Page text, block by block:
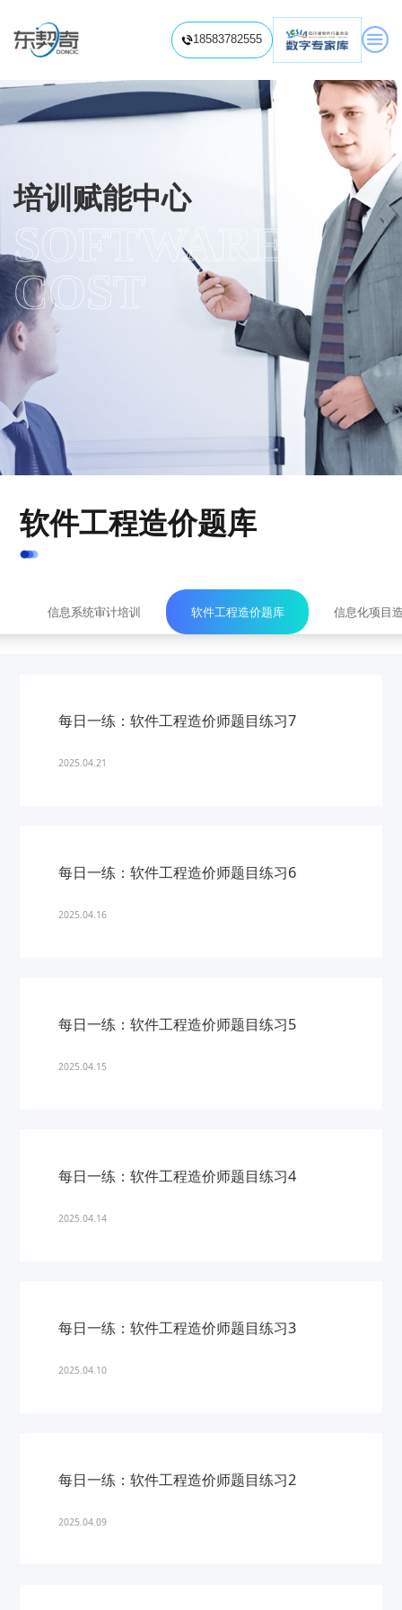
18583782555 
信息化项目审计
信息系统内部审计 信息化项目专项审计
预算标准解读项目费用分析软件造价培训
信息系统审计培训
软件工程造价题库
信息化项目造价知识专业视频课程
信息化项目审计知识
数智评估工具
新闻动态

培训赋能中心
SOFTWARE
COST
软件工程造价题库
信息系统审计培训 软件工程造价题库 信息化项目
每日一练：软件工程造价师题目练习7
2025.04.21
每日一练：软件工程造价师题目练习6
2025.04.16
每日一练：软件工程造价师题目练习5
2025.04.15
每日一练：软件工程造价师题目练习4
2025.04.14
每日一练：软件工程造价师题目练习3
2025.04.10
每日一练：软件工程造价师题目练习2
2025.04.09